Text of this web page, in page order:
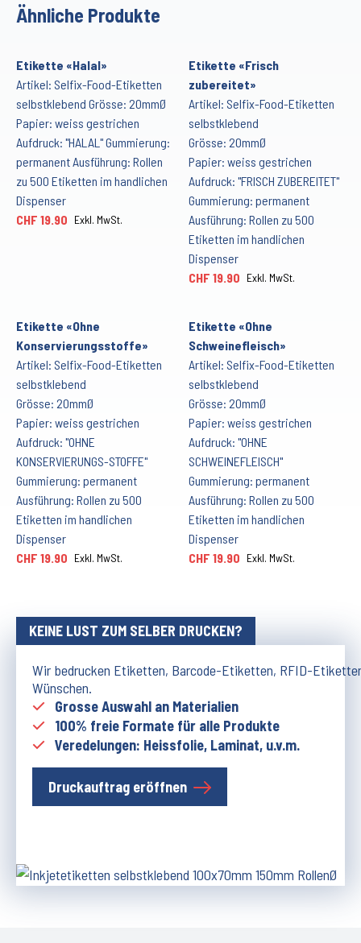
Ähnliche Produkte
Etikette «Halal»
Artikel: Selfix-Food-Etiketten
selbstklebend Grösse: 20mmØ
Papier: weiss gestrichen
Aufdruck: "HALAL" Gummierung:
permanent Ausführung: Rollen
zu 500 Etiketten im handlichen
Dispenser
CHF 19.90 Exkl. MwSt.
Etikette «Frisch
zubereitet»
Artikel: Selfix-Food-Etiketten
selbstklebend
Grösse: 20mmØ
Papier: weiss gestrichen
Aufdruck: "FRISCH ZUBEREITET"
Gummierung: permanent
Ausführung: Rollen zu 500
Etiketten im handlichen
Dispenser
CHF 19.90 Exkl. MwSt.
Etikette «Ohne
Konservierungsstoffe»
Artikel: Selfix-Food-Etiketten
selbstklebend
Grösse: 20mmØ
Papier: weiss gestrichen
Aufdruck: "OHNE
KONSERVIERUNGS-STOFFE"
Gummierung: permanent
Ausführung: Rollen zu 500
Etiketten im handlichen
Dispenser
CHF 19.90 Exkl. MwSt.
Etikette «Ohne
Schweinefleisch»
Artikel: Selfix-Food-Etiketten
selbstklebend
Grösse: 20mmØ
Papier: weiss gestrichen
Aufdruck: "OHNE
SCHWEINEFLEISCH"
Gummierung: permanent
Ausführung: Rollen zu 500
Etiketten im handlichen
Dispenser
CHF 19.90 Exkl. MwSt.
KEINE LUST ZUM SELBER DRUCKEN?
Wir bedrucken Etiketten, Barcode-Etiketten, RFID-
Wünschen.
Grosse Auswahl an Materialien
100% freie Formate für alle Produkte
Veredelungen: Heissfolie, Laminat, u.v.m.
Druckauftrag eröffnen